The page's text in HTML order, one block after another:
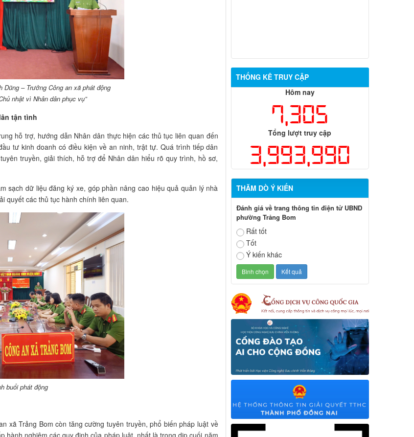
– Trưởng Công an xã phát động
nhật vì Nhân dân phục vụ”
tận tình
hỗ trợ, hướng dẫn Nhân dân thực hiện các thủ tục liên quan đến
tư kinh doanh có điều kiện về an ninh, trật tự. Quá trình tiếp dân
truyền, giải thích, hỗ trợ để Nhân dân hiểu rõ quy trình, hồ sơ,
sạch dữ liệu đăng ký xe, góp phần nâng cao hiệu quả quản lý nhà
quyết các thủ tục hành chính liên quan.
buổi phát động
xã Trảng Bom còn tăng cường tuyên truyền, phổ biến pháp luật về
nghiêm các quy định của pháp luật, nhất là trong dịp cuối năm
THỐNG KÊ TRUY CẬP
Hôm nay
7,305
Tổng lượt truy cập
3,993,990
THĂM DÒ Ý KIẾN
Đánh giá về trang thông tin điện tử UBND
phường Trảng Bom
Rất tốt
Tốt
Ý kiến khác